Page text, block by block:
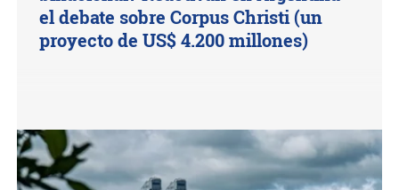
el debate sobre Corpus Christi (un
proyecto de US$ 4.200 millones)